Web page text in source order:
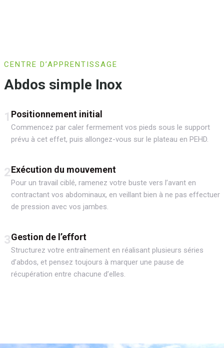
CENTRE D’APPRENTISSAGE
Abdos simple Inox
1 Positionnement initial
Commencez par caler fermement vos pieds sous le support
prévu à cet effet, puis allongez-vous sur le plateau en PEHD.
2Exécution du mouvement
Pour un travail ciblé, ramenez votre buste vers l’avant en
contractant vos abdominaux, en veillant bien à ne pas effectuer
de pression avec vos jambes.
3Gestion de l’effort
Structurez votre entraînement en réalisant plusieurs séries
d’abdos, et pensez toujours à marquer une pause de
récupération entre chacune d’elles.